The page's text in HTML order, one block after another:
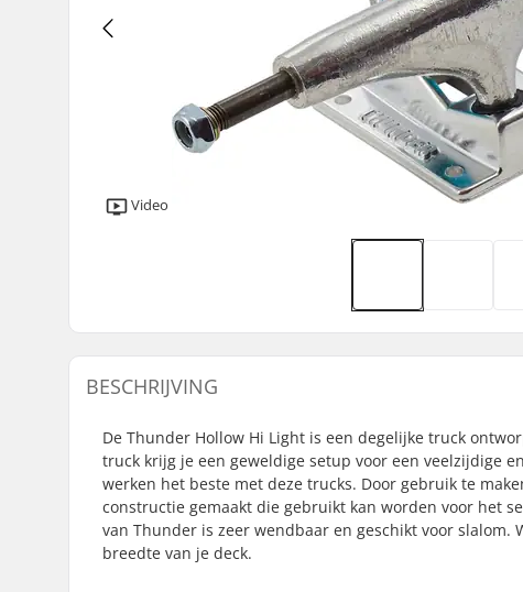
Video
BESCHRIJVING
De Thunder Hollow Hi Light is een degelijke truck
truck krijg je een geweldige setup voor een veelzijdige
werken het beste met deze trucks. Door gebruik te
constructie gemaakt die gebruikt kan worden voor het
van Thunder is zeer wendbaar en geschikt voor
breedte van je deck.